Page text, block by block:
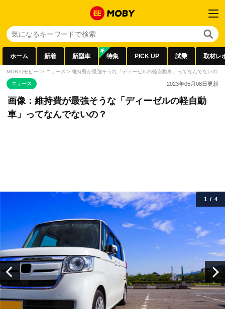
ホーム 新着 新型車 特集 PICK UP 試乗 取材レ
MOBY[モビー] > ニュース > 維持費が最強そうな「ディーゼルの軽自動車」ってなんでないの？
ニュース 2023年05月08日更新
画像：維持費が最強そうな「ディーゼルの軽自動
車」ってなんでないの？
1/ 4